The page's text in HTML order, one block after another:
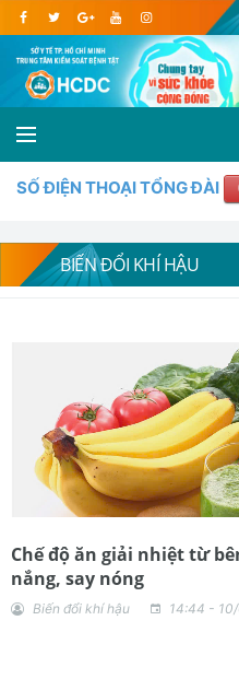
SỐ ĐIỆN THOẠI TỔNG ĐÀI
BIẾN ĐỔI KHÍ HẬU
Chế độ ăn giải nhiệt từ
nắng, say nóng
Biến đổi khí hậu 14:44 -